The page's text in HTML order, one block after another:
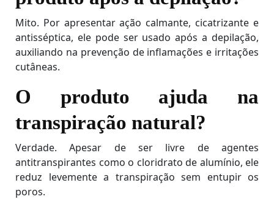
Mito. Por apresentar ação calmante, cicatrizante e
antisséptica, ele pode ser usado após a depilação,
auxiliando na prevenção de inflamações e irritações
cutâneas.
O produto ajuda na
transpiração natural?
Verdade. Apesar de ser livre de agentes
antitranspirantes como o cloridrato de alumínio, ele
reduz levemente a transpiração sem entupir os
poros.